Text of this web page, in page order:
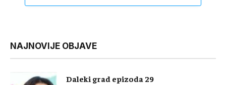
NAJNOVIJE OBJAVE
Daleki grad epizoda 29